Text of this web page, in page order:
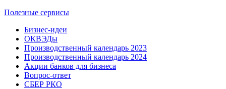
Полезные сервисы
Бизнес-идеи
ОКВЭДы
Производственный календарь 2023
Производственный календарь 2024
Акции банков для бизнеса
Вопрос-ответ
СБЕР РКО